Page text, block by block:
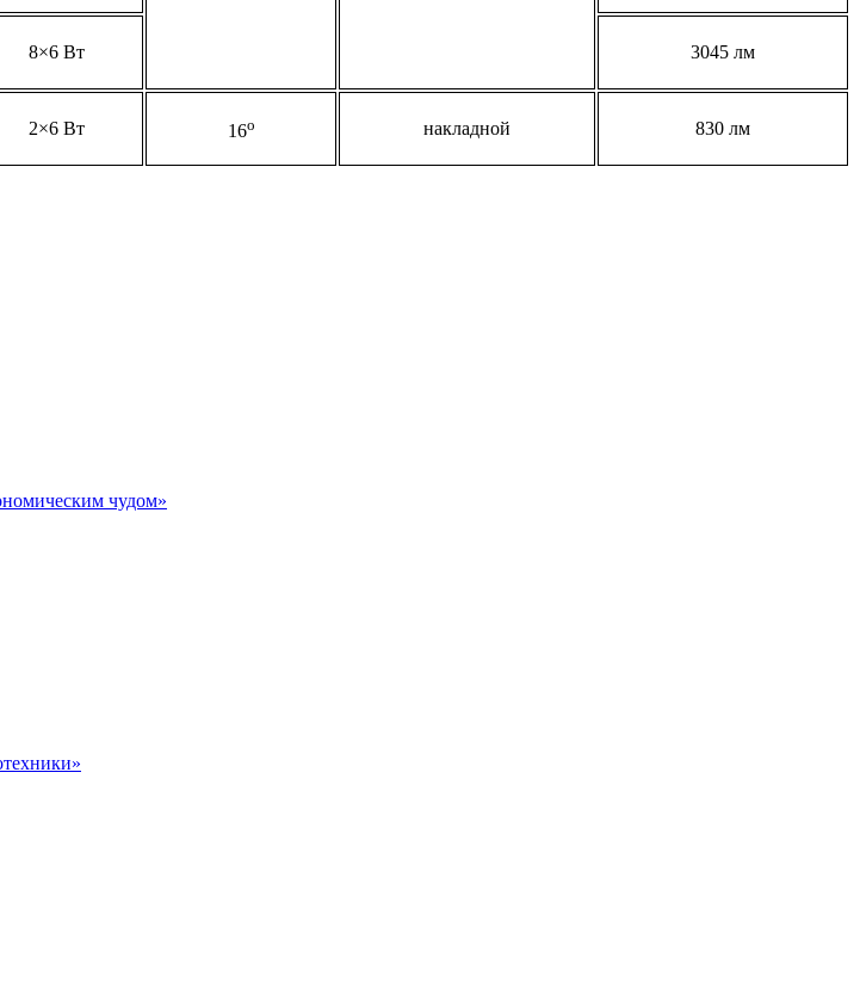
8×6 Вт
3045 лм
2×6 Вт
16o накладной
830 лм
чудом»